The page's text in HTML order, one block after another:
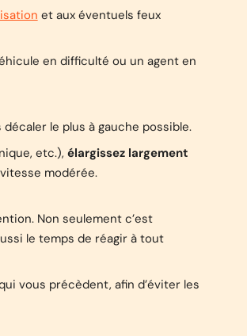
et aux éventuels feux
en difficulté ou un agent en
le plus à gauche possible.
etc.), élargissez largement
modérée.
Non seulement c’est
le temps de réagir à tout
vous précèdent, afin d’éviter les